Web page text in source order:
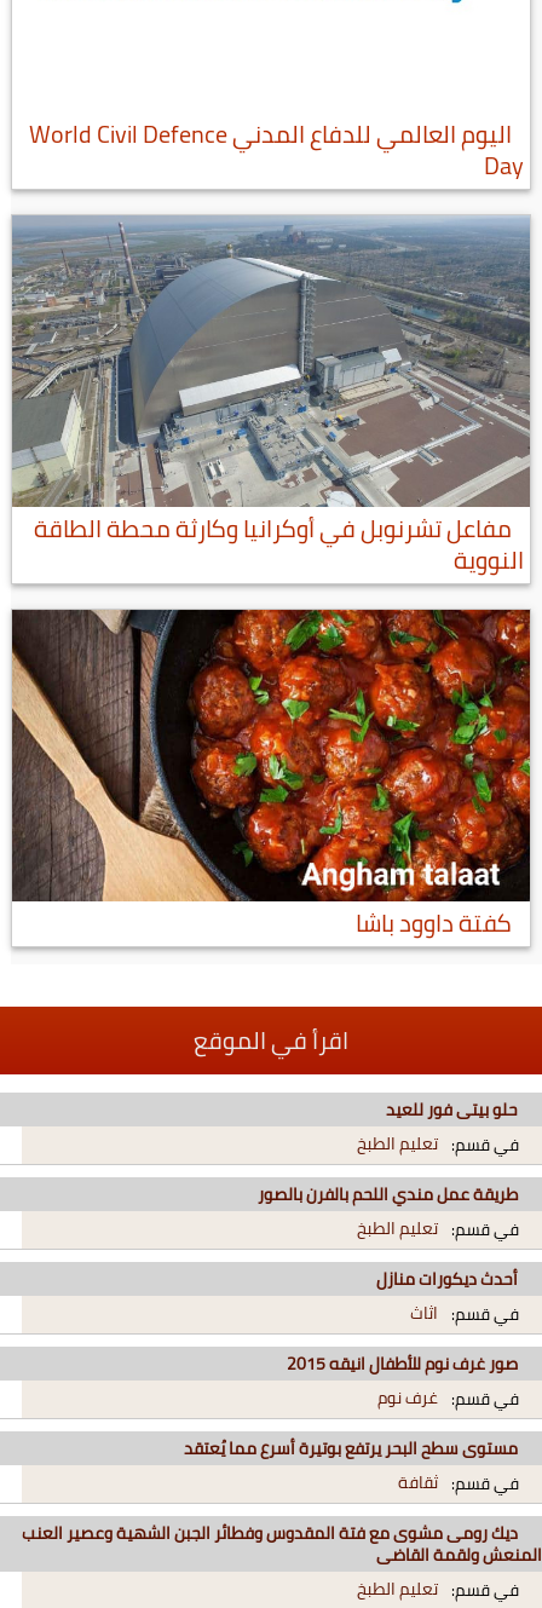
اليوم العالمي للدفاع المدني World Civil Defence
Day
مفاعل تشرنوبل في أوكرانيا وكارثة محطة الطاقة
النووية
كفتة داوود باشا
اقرأ في الموقع
حلو بيتى فور للعيد
في قسم: تعليم الطبخ
طريقة عمل مندي اللحم بالفرن بالصور
في قسم: تعليم الطبخ
أحدث ديكورات منازل
في قسم: اثاث
صور غرف نوم للأطفال انيقه 2015
في قسم: غرف نوم
مستوى سطح البحر يرتفع بوتيرة أسرع مما يُعتقد
في قسم: ثقافة
ديك رومى مشوى مع فتة المقدوس وفطائر الجبن الشهية وعصير العنب
المنعش ولقمة القاضى
في قسم: تعليم الطبخ